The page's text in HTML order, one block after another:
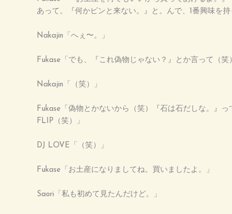
あって。『何かピンと来ない。』と。んで、1番興味を
Nakajin「へぇ〜。」
Fukase「でも、『これ偽物じゃない？』とか言って（笑
Nakajin「（笑）」
Fukase「偽物とかないから（笑）『石は石だしな。』
FLIP（笑）」
DJ LOVE「（笑）」
Fukase「お土産になりましてね。買いましたよ。」
Saori「私も初めて見たんだけど。」